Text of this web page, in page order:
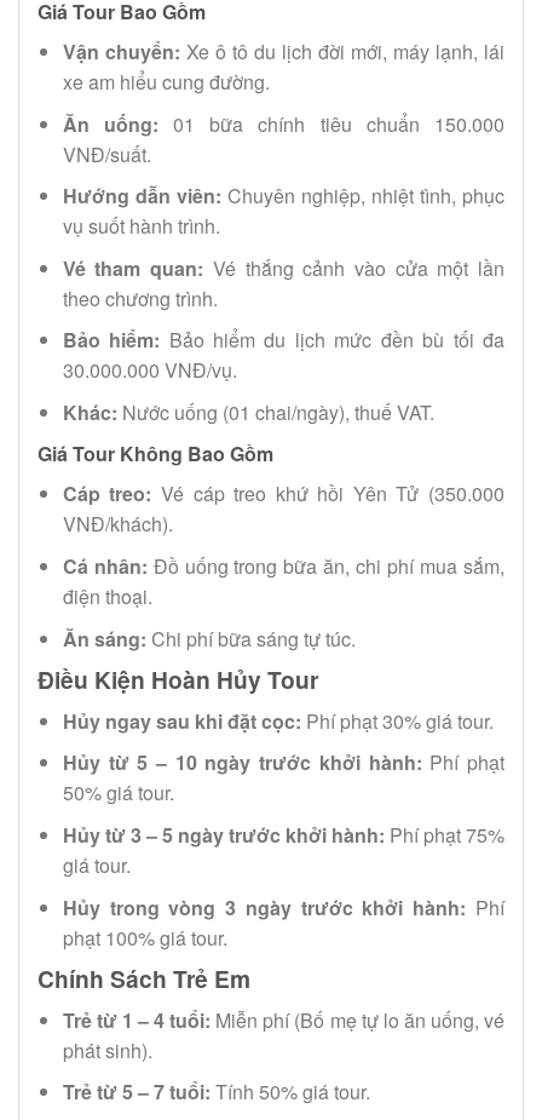
Giá Tour Bao Gồm
Vận chuyển: Xe ô tô du lịch đời mới, máy lạnh, lái
xe am hiểu cung đường.
Ăn uống: 01 bữa chính tiêu chuẩn 150.000
VNĐ/suất.
Hướng dẫn viên: Chuyên nghiệp, nhiệt tình, phục
vụ suốt hành trình.
Vé tham quan: Vé thắng cảnh vào cửa một lần
theo chương trình.
Bảo hiểm: Bảo hiểm du lịch mức đền bù tối đa
30.000.000 VNĐ/vụ.
Khác: Nước uống (01 chai/ngày), thuế VAT.
Giá Tour Không Bao Gồm
Cáp treo: Vé cáp treo khứ hồi Yên Tử (350.000
VNĐ/khách).
Cá nhân: Đồ uống trong bữa ăn, chi phí mua sắm,
điện thoại.
Ăn sáng: Chi phí bữa sáng tự túc.
Điều Kiện Hoàn Hủy Tour
Hủy ngay sau khi đặt cọc: Phí phạt 30% giá tour.
Hủy từ 5 – 10 ngày trước khởi hành: Phí phạt
50% giá tour.
Hủy từ 3 – 5 ngày trước khởi hành: Phí phạt 75%
giá tour.
Hủy trong vòng 3 ngày trước khởi hành: Phí
phạt 100% giá tour.
Chính Sách Trẻ Em
Trẻ từ 1 – 4 tuổi: Miễn phí (Bố mẹ tự lo ăn uống, vé
phát sinh).
Trẻ từ 5 – 7 tuổi: Tính 50% giá tour.